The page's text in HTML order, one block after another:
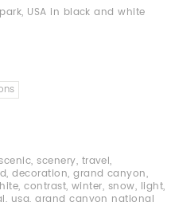
USA in black and white
,scenery, travel,
,decoration,grand canyon,
,contrast,winter, snow, light,